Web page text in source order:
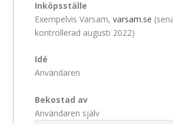
Inköpsställe
Exempelvis Varsam,varsam.se
kontrollerad augusti 2022)
Idé
Användaren
Bekostad av
Användaren själv